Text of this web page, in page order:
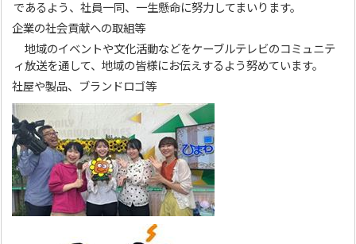
であるよう、社員一同、一生懸命に努力してまいります。
企業の社会貢献への取組等
地域のイベントや文化活動などをケーブルテレビのコミュニテ
ィ放送を通して、地域の皆様にお伝えするよう努めています。
社屋や製品、ブランドロゴ等